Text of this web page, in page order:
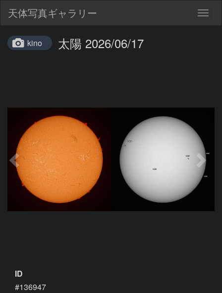
天体写真ギャラリー
kino 太陽 2026/06/17
ID
#136947